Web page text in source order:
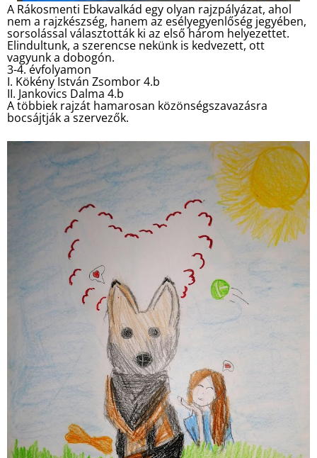
A Rákosmenti Ebkavalkád egy olyan rajzpályázat, ahol
nem a rajzkészség, hanem az esélyegyenlőség jegyében,
sorsolással választották ki az első három helyezettet.
Elindultunk, a szerencse nekünk is kedvezett, ott
vagyunk a dobogón.
3-4. évfolyamon
I. Kökény István Zsombor 4.b
II. Jankovics Dalma 4.b
A többiek rajzát hamarosan közönségszavazásra
bocsájtják a szervezők.